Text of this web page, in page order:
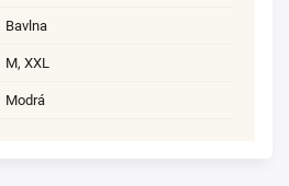
Bavlna
M, XXL
Modrá